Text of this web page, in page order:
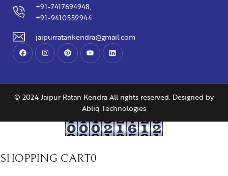
+91-7417694948,
+91-9410559944
jaipurratankendra@gmail.com
© 2024 Jaipur Ratan Kendra All rights reserved. Designed by
Abliq Technologies
SHOPPING CART0